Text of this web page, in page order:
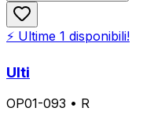
⚡ Ultime 1 disponibili!
Ulti
OP01-093 • R